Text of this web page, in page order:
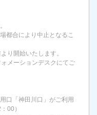
都合により中止となるこ
り開始いたします。
メーションデスクにてご
口「神田川口」がご利用
00）